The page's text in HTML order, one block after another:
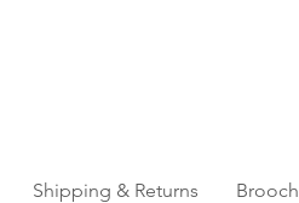
Shipping & Returns Brooch